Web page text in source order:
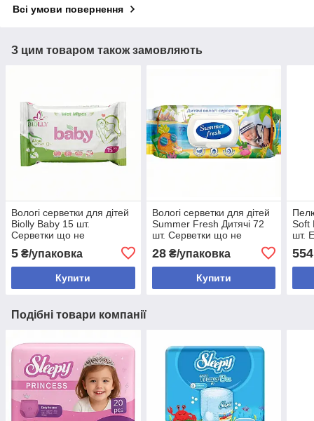
Всі умови повернення
З цим товаром також замовляють
Вологі серветки для дітей
Biolly Baby 15 шт.
Серветки що не
5 ₴/упаковка
Купити
Вологі серветки для дітей
Summer Fresh Дитячі 72
шт. Серветки що не
28₴/упаковка
Купити
Soft
шт.
554
Подібні товари компанії